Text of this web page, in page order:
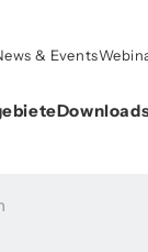
& Events